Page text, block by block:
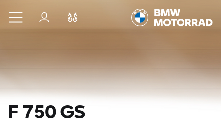
Przejdź do głównej treści
Zaloguj się
F 750 GS